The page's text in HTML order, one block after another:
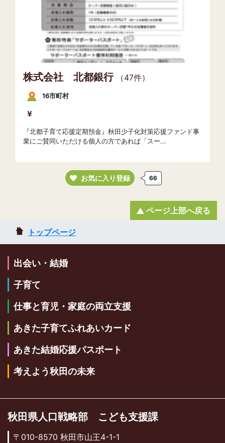
株式会社 北都銀行 （47件）
16市町村
『北都子育て応援定期預金』秋田少子化対策応援ファンド事
業にご賛同いただける個人の方であれば「スー...
お気に入り登録 66
トップページ
ページ上部へ戻る
出会い・結婚
子育て
仕事と育児・家庭の両立支援
あきた子育てふれあいカード
あきた結婚応援パスポート
考えよう秋田の未来
秋田県人口戦略部 こども支援課
〒010-8570 秋田市山王4-1-1